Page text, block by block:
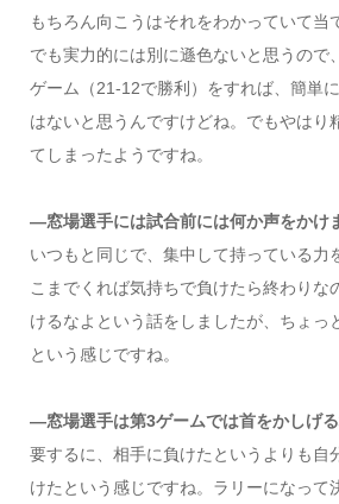
もちろん向こうはそれをわかっていて当
でも実力的には別に遜色ないと思うので
ゲーム（21-12で勝利）をすれば、簡単
はないと思うんですけどね。でもやはり
てしまったようですね。
―窓場選手には試合前には何か声をかけ
いつもと同じで、集中して持っている力
こまでくれば気持ちで負けたら終わりな
けるなよという話をしましたが、ちょっ
という感じですね。
―窓場選手は第3ゲームでは首をかしげ
要するに、相手に負けたというよりも自
けたという感じですね。ラリーになって